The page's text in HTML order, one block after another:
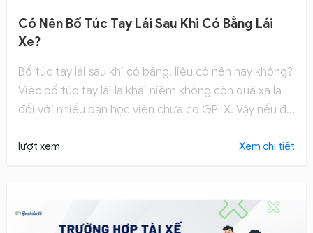
Có Nên Bổ Túc Tay Lái Sau Khi Có Bằng Lái
Xe?
Bổ túc tay lái sau khi có bằng, liệu có nên hay không?
Việc bổ túc tay lái là khái niệm không còn quá xa lạ
đối với nhiều bạn học viên chưa có GPLX. Vậy nếu đã
lượt xem Xem chi tiết